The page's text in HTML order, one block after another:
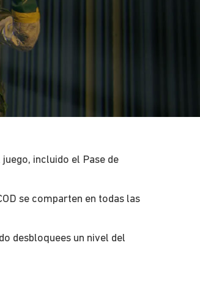
incluido el Pase de
se comparten en todas las
desbloquees un nivel del